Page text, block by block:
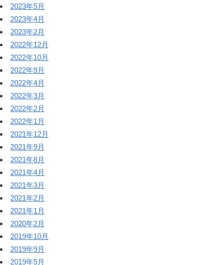
2023年5月
2023年4月
2023年2月
2022年12月
2022年10月
2022年9月
2022年4月
2022年3月
2022年2月
2022年1月
2021年12月
2021年9月
2021年8月
2021年4月
2021年3月
2021年2月
2021年1月
2020年2月
2019年10月
2019年9月
2019年5月